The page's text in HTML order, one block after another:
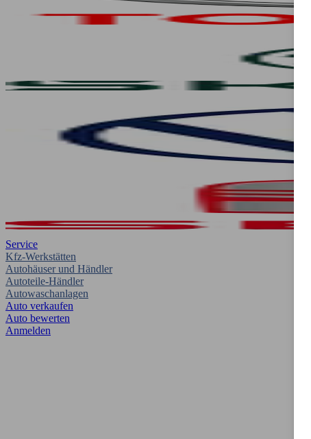
Service
Kfz-Werkstätten
Autohäuser und Händler
Autoteile-Händler
Autowaschanlagen
Auto verkaufen
Auto bewerten
Anmelden